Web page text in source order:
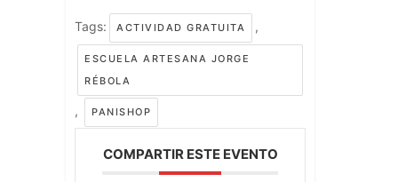
Tags: ACTIVIDAD GRATUITA ,
ESCUELA ARTESANA JORGE
RÉBOLA
, PANISHOP
COMPARTIR ESTE EVENTO